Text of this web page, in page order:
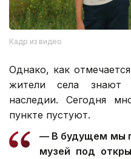
Кадр из видео
Однако, как
жители села знают
наследии. Сегодня
пункте пустуют.
— В будущем мы
музей под